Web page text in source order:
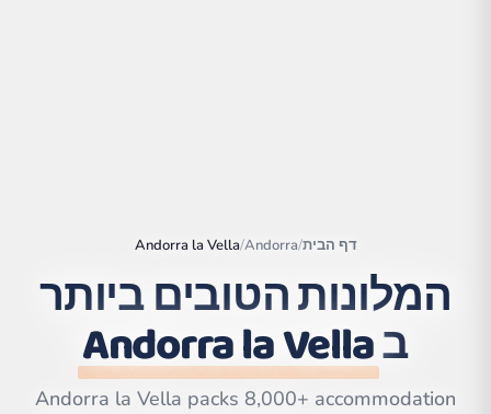
|©
OpenStreetMap
דף הבית/
Andorra
/
Andorra la Vella
המלונות הטובים ביותר
בAndorra la Vella
Andorra la Vella packs 8,000+ accommodation